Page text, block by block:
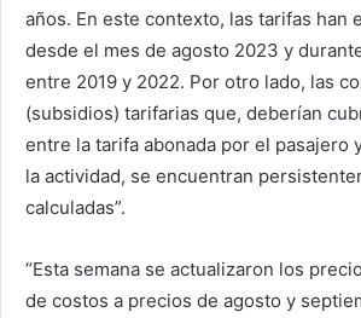
años. En este contexto, las tarifas han
desde el mes de agosto 2023 y
entre 2019 y 2022. Por otro lado, las
(subsidios) tarifarias que, deberían
entre la tarifa abonada por el pasajero
la actividad, se encuentran
calculadas”.
“Esta semana se actualizaron los
de costos a precios de agosto y